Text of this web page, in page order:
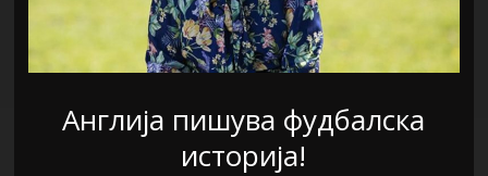
Англија пишува фудбалска
историја!